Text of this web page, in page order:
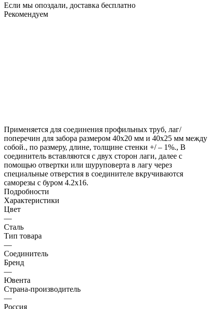
Если мы опоздали, доставка бесплатно
Рекомендуем
Применяется для соединения профильных труб, лаг/
поперечин для забора размером 40х20 мм и 40х25 мм между
собой., по размеру, длине, толщине стенки +/ – 1%., В
соединитель вставляются с двух сторон лаги, далее с
помощью отвертки или шуруповерта в лагу через
специальные отверстия в соединителе вкручиваются
саморезы с буром 4.2х16.
Подробности
Характеристики
Цвет
—
Сталь
Тип товара
—
Соединитель
Бренд
—
Ювента
Страна-производитель
—
Россия